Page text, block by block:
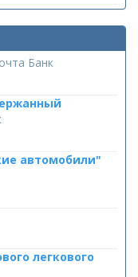
Банк
автомобили"
легкового